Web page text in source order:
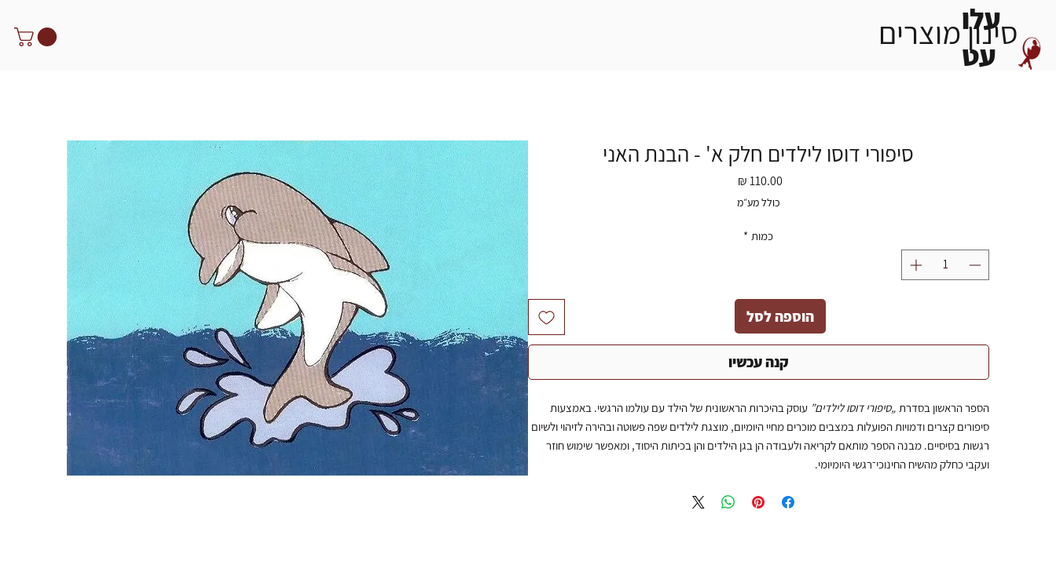
עלו
עט
סינון מוצרים
סיפורי דוסו לילדים חלק א' - הבנת האני
מחיר
כולל מע״מ
כמות *
הוספה לסל
קנה עכשיו
הספר הראשון בסדרת „סיפורי דוסו לילדים” עוסק בהיכרות הראשונית של הילד עם עולמו הרגשי. באמצעות
סיפורים קצרים ודמויות הפועלות במצבים מוכרים מחיי היומיום, מוצגת לילדים שפה פשוטה ובהירה לזיהוי ולשיום
רגשות בסיסיים. מבנה הספר מותאם לקריאה ולעבודה הן בגן הילדים והן בכיתות היסוד, ומאפשר שימוש חוזר
ועקבי כחלק מהשיח החינוכי־רגשי היומיומי.